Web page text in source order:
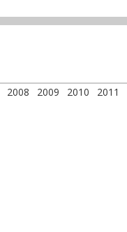
2008 2009 2010 2011